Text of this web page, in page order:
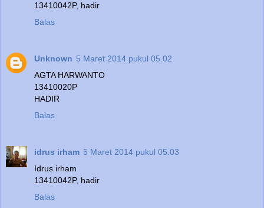
13410042P, hadir
Balas
Unknown 5 Maret 2014 pukul 05.02
AGTA HARWANTO
13410020P
HADIR
Balas
idrus irham 5 Maret 2014 pukul 05.03
Idrus irham
13410042P, hadir
Balas